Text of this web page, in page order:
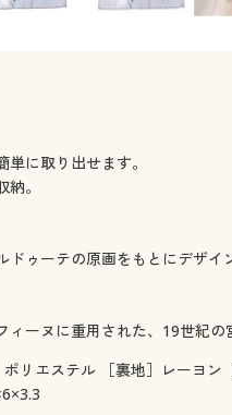
に取り出せます。
。
ゥーテの原画をもとにデザイ
ーヌに重用された、19世紀
リエステル ［裏地］レーヨン